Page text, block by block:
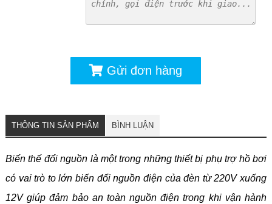
Gửi đơn hàng
THÔNG TIN SẢN PHẨM BÌNH LUẬN
Biến thế đổi nguồn là một trong những thiết bị phụ trợ hồ bơi
có vai trò to lớn biến đổi nguồn điện của đèn từ 220V xuống
12V giúp đảm bảo an toàn nguồn điện trong khi vận hành